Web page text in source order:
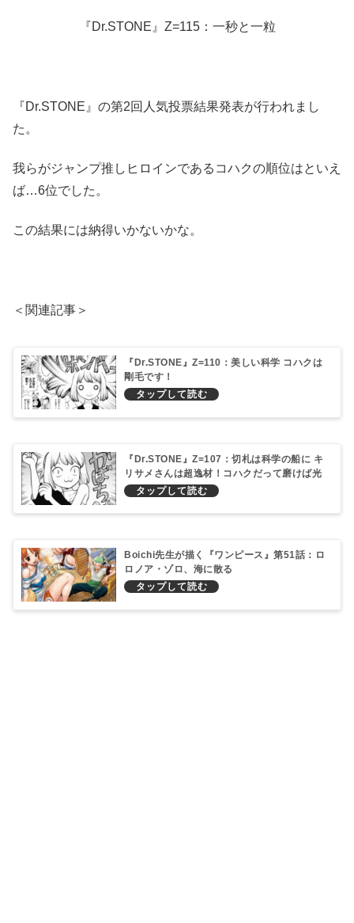
『Dr.STONE』Z=115：一秒と一粒
『Dr.STONE』の第2回人気投票結果発表が行われまし
た。
我らがジャンプ推しヒロインであるコハクの順位はといえ
ば…6位でした。
この結果には納得いかないかな。
＜関連記事＞
『Dr.STONE』Z=110：美しい科学 コハクは
剛毛です！
『Dr.STONE』Z=107：切札は科学の船に キ
リサメさんは超逸材！コハクだって磨けば光
るはず…
Boichi先生が描く『ワンピース』第51話：ロ
ロノア・ゾロ、海に散る